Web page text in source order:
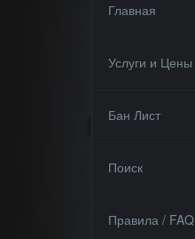
Главная
Услуги и Цены
Бан Лист
Поиск
Правила / FAQ